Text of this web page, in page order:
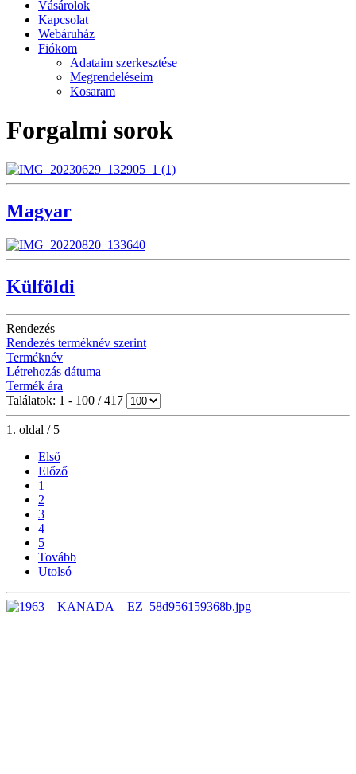
Vásárolok
Kapcsolat
Webáruház
Fiókom
Adataim szerkesztése
Megrendeléseim
Kosaram
Forgalmi sorok
Magyar
Külföldi
Rendezés
Rendezés terméknév szerint
Terméknév
Létrehozás dátuma
Termék ára
Találatok: 1 - 100 / 417
1. oldal / 5
Első
Előző
1
2
3
4
5
Tovább
Utolsó